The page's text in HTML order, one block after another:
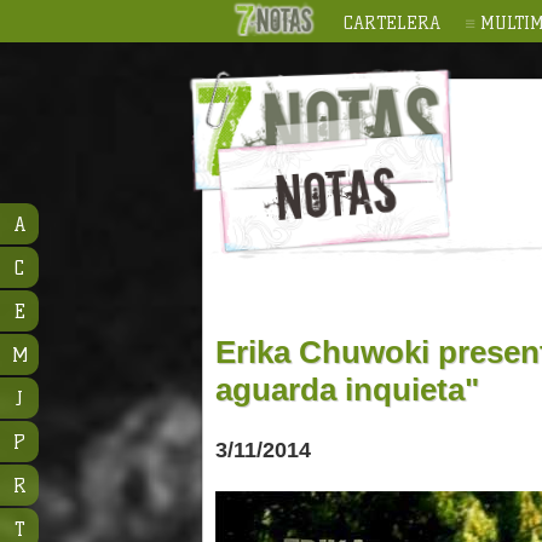
CARTELERA
Erika Chuwoki
aguarda inquieta"
3/11/2014
A
C
E
M
J
P
R
T